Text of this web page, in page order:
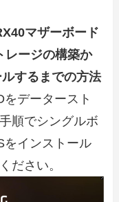
マザーボード
レージの構築か
するまでの方法
データースト
順でシングルボ
をインストール
ださい。